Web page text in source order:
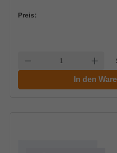
Preis:
Anzahl verringern Anzahl
In den